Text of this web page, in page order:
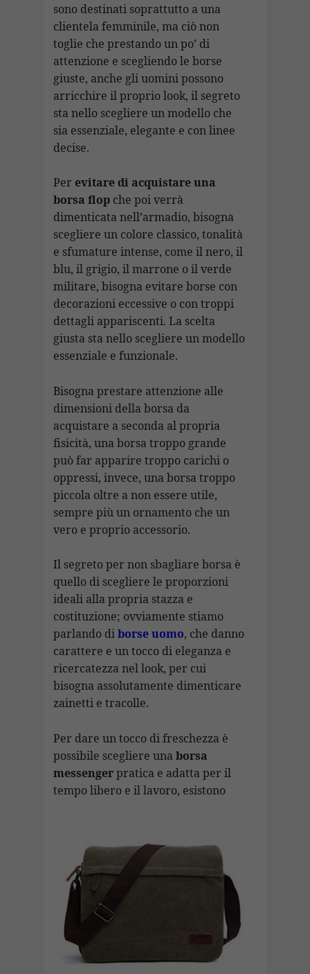
sono destinati soprattutto a una
clientela femminile, ma ciò non
toglie che prestando un po’ di
attenzione e scegliendo le borse
giuste, anche gli uomini possono
arricchire il proprio look, il segreto
sta nello scegliere un modello che
sia essenziale, elegante e con linee
decise.
Per evitare di acquistare una
borsa flopche poi verrà
dimenticata nell’armadio, bisogna
scegliere un colore classico, tonalità
e sfumature intense, come il nero, il
blu, il grigio, il marrone o il verde
militare, bisogna evitare borse con
decorazioni eccessive o con troppi
dettagli appariscenti. La scelta
giusta sta nello scegliere un modello
essenziale e funzionale.
Bisogna prestare attenzione alle
dimensioni della borsa da
acquistare a seconda al propria
fisicità, una borsa troppo grande
può far apparire troppo carichi o
oppressi, invece, una borsa troppo
piccola oltre a non essere utile,
sempre più un ornamento che un
vero e proprio accessorio.
Il segreto per non sbagliare borsa è
quello di scegliere le proporzioni
ideali alla propria stazza e
costituzione; ovviamente stiamo
parlando diborse uomo, che danno
carattere e un tocco di eleganza e
ricercatezza nel look, per cui
bisogna assolutamente dimenticare
zainetti e tracolle.
Per dare un tocco di freschezza è
possibile scegliere unaborsa
messengerpratica e adatta per il
tempo libero e illavoro, esistono